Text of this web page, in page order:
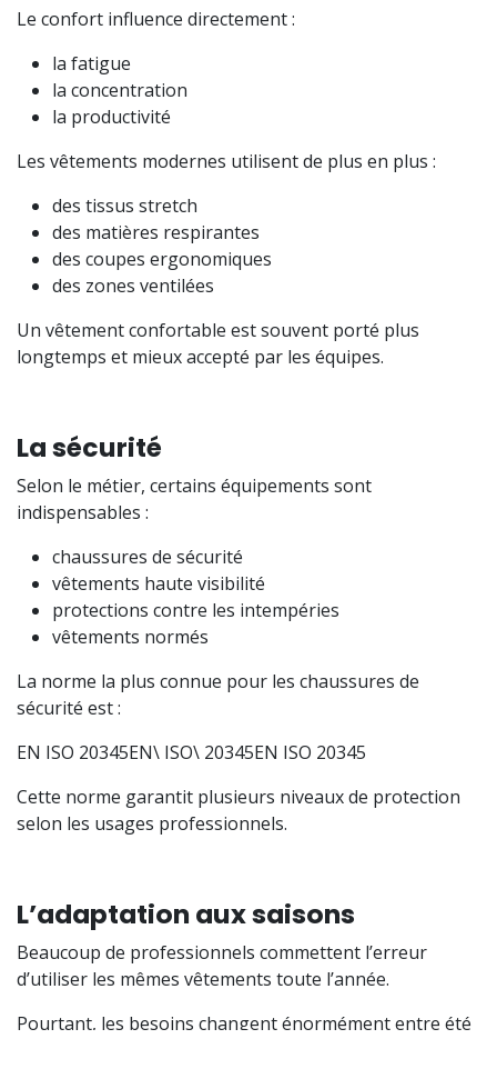
Le confort influence directement :
la fatigue
la concentration
la productivité
Les vêtements modernes utilisent de plus en plus :
des tissus stretch
des matières respirantes
des coupes ergonomiques
des zones ventilées
Un vêtement confortable est souvent porté plus
longtemps et mieux accepté par les équipes.
La sécurité
Selon le métier, certains équipements sont
indispensables :
chaussures de sécurité
vêtements haute visibilité
protections contre les intempéries
vêtements normés
La norme la plus connue pour les chaussures de
sécurité est :
EN ISO 20345EN\ ISO\ 20345EN ISO 20345
Cette norme garantit plusieurs niveaux de protection
selon les usages professionnels.
L’adaptation aux saisons
Beaucoup de professionnels commettent l’erreur
d’utiliser les mêmes vêtements toute l’année.
Pourtant, les besoins changent énormément entre été